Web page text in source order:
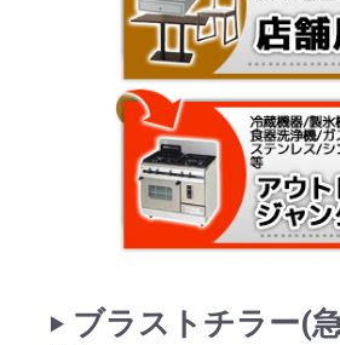
‣ ブラストチラー(